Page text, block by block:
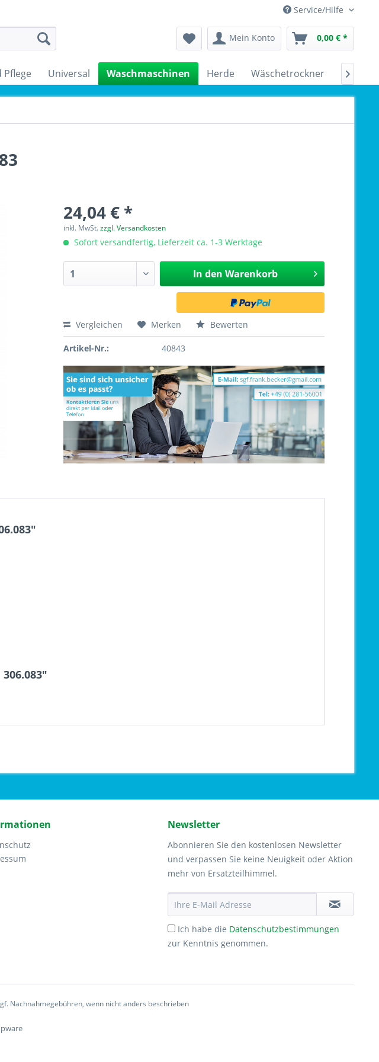
Service/Hilfe
Mein Konto 0,00 € *
Pflege Universal Waschmaschinen Herde Wäschetrockner 
24,04 € *
inkl. MwSt.zzgl. Versandkosten
Sofort versandfertig, Lieferzeit ca. 1-3 Werktage
In den Warenkorb
Vergleichen Merken Bewerten
Artikel-Nr.: 40843
Newsletter
Abonnieren Sie den kostenlosen Newsletter
und verpassen Sie keine Neuigkeit oder Aktion
mehr von Ersatzteilhimmel.
Ich habe die Datenschutzbestimmungen
zur Kenntnis genommen.
Nachnahmegebühren, wenn nicht anders beschrieben